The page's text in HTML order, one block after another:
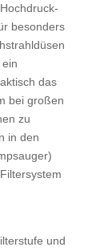
besonders
das
bei großen
zu
in den
und